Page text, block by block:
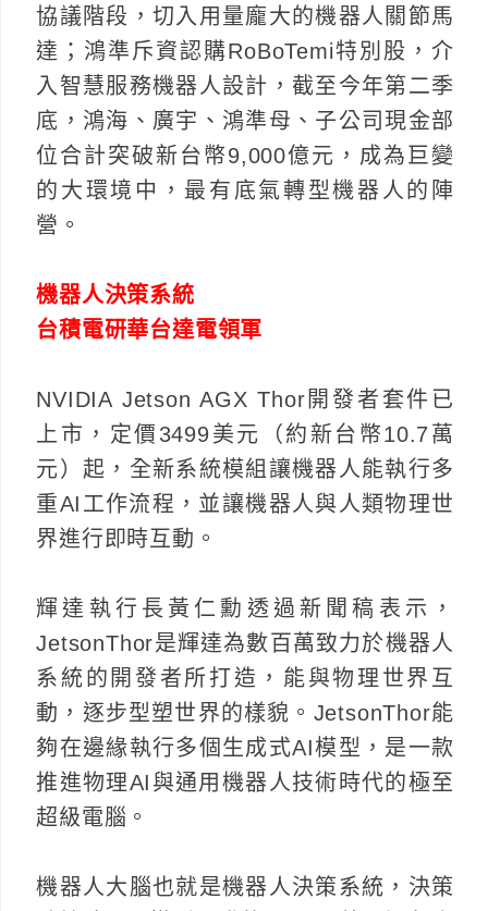
協議階段，切入用量龐大的機器人關節馬
達；鴻準斥資認購RoBoTemi特別股，介
入智慧服務機器人設計，截至今年第二季
底，鴻海、廣宇、鴻準母、子公司現金部
位合計突破新台幣9,000億元，成為巨變
的大環境中，最有底氣轉型機器人的陣
營。
機器人決策系統
台積電研華台達電領軍
NVIDIA Jetson AGX Thor開發者套件已
上市，定價3499美元（約新台幣10.7萬
元）起，全新系統模組讓機器人能執行多
重AI工作流程，並讓機器人與人類物理世
界進行即時互動。
輝達執行長黃仁勳透過新聞稿表示，
JetsonThor是輝達為數百萬致力於機器人
系統的開發者所打造，能與物理世界互
動，逐步型塑世界的樣貌。JetsonThor能
夠在邊緣執行多個生成式AI模型，是一款
推進物理AI與通用機器人技術時代的極至
超級電腦。
機器人大腦也就是機器人決策系統，決策